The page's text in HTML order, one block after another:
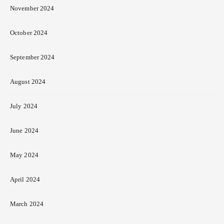
November 2024
October 2024
September 2024
August 2024
July 2024
June 2024
May 2024
April 2024
March 2024